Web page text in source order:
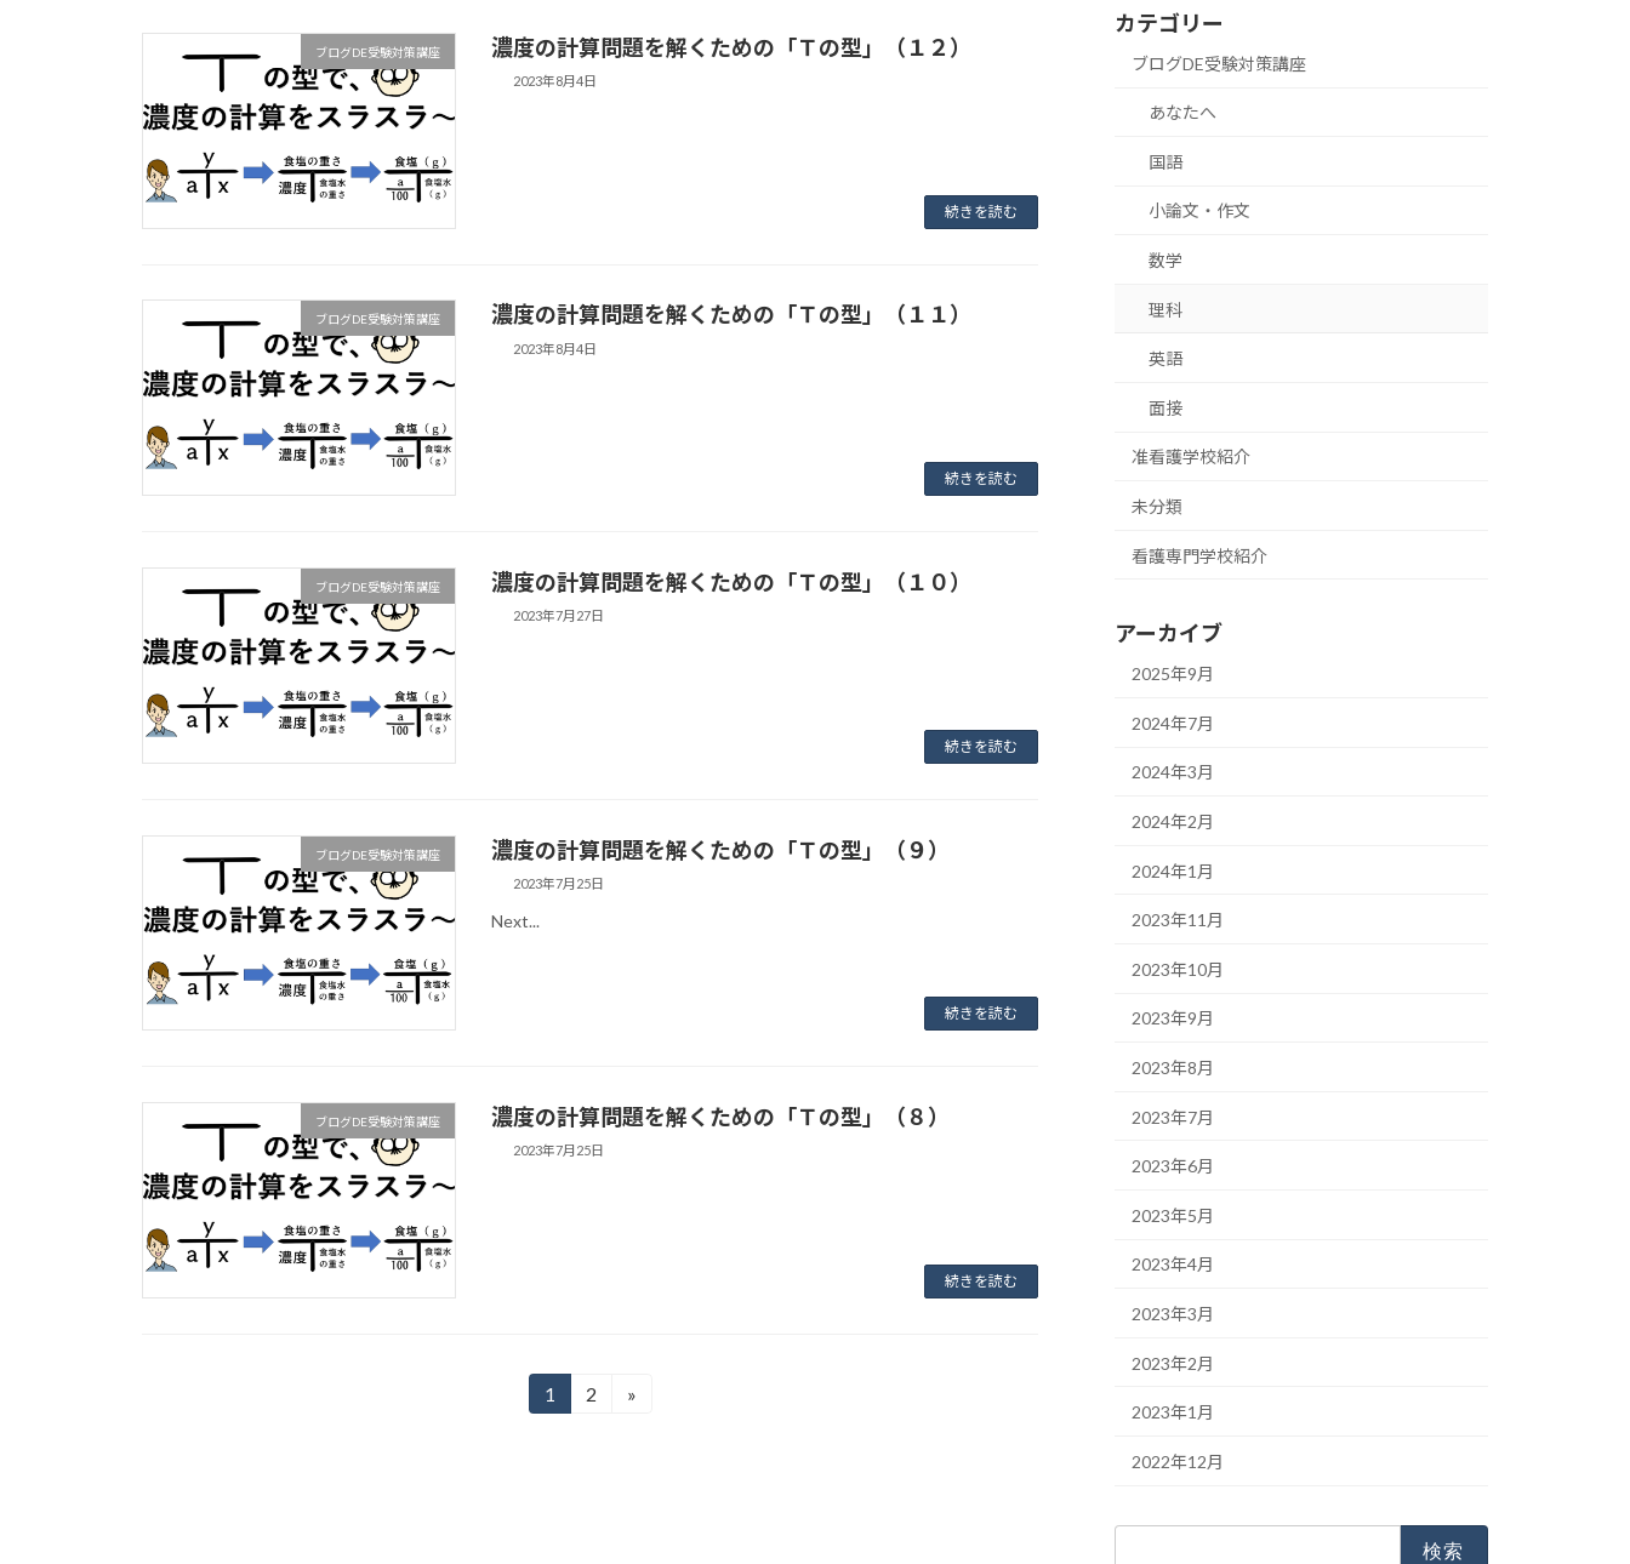
ブログDE受験対策講座 濃度の計算問題を解くための「Ｔの型」（１２）
2023年8月4日
続きを読む
ブログDE受験対策講座 濃度の計算問題を解くための「Ｔの型」（１１）
2023年8月4日
続きを読む
ブログDE受験対策講座 濃度の計算問題を解くための「Ｔの型」（１０）
2023年7月27日
続きを読む
ブログDE受験対策講座 濃度の計算問題を解くための「Ｔの型」（９）
2023年7月25日
Next...
続きを読む
ブログDE受験対策講座 濃度の計算問題を解くための「Ｔの型」（８）
2023年7月25日
続きを読む
固
1
固
2 »
カテゴリー
ブログDE受験対策講座
あなたへ
国語
小論文・作文
数学
理科
英語
面接
准看護学校紹介
未分類
看護専門学校紹介
アーカイブ
2025年9月
2024年7月
2024年3月
2024年2月
2024年1月
2023年11月
2023年10月
2023年9月
2023年8月
2023年7月
2023年6月
2023年5月
2023年4月
2023年3月
2023年2月
2023年1月
2022年12月